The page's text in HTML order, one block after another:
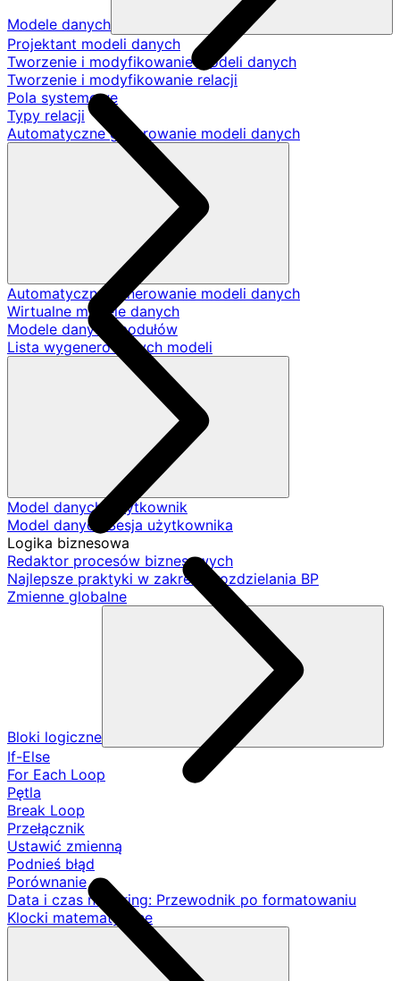
Modele danych
Projektant modeli danych
Tworzenie i modyfikowanie modeli danych
Tworzenie i modyfikowanie relacji
Pola systemowe
Typy relacji
Automatyczne generowanie modeli danych
Automatyczne generowanie modeli danych
Wirtualne modele danych
Modele danych modułów
Lista wygenerowanych modeli
Model danych Użytkownik
Model danych Sesja użytkownika
Logika biznesowa
Redaktor procesów biznesowych
Najlepsze praktyki w zakresie rozdzielania BP
Zmienne globalne
Bloki logiczne
If-Else
For Each Loop
Pętla
Break Loop
Przełącznik
Ustawić zmienną
Podnieś błąd
Porównanie
Data i czas na String: Przewodnik po formatowaniu
Klocki matematyczne